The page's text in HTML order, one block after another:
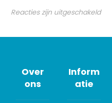
Reacties zijn uitgeschakeld
Over
ons
Inform
atie